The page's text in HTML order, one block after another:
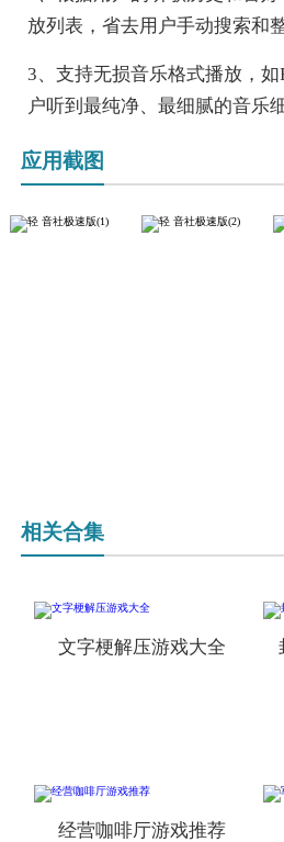
放列表，省去用户手动搜索和
3、支持无损音乐格式播放，如
户听到最纯净、最细腻的音乐细
应用截图
相关合集
文字梗解压游戏大全
经营咖啡厅游戏推荐